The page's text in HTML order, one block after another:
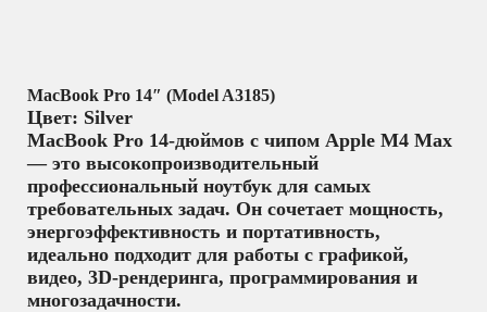
MacBook Pro 14″ (Model A3185)
Цвет: Silver
MacBook Pro 14-дюймов с чипом Apple M4 Max
— это высокопроизводительный
профессиональный ноутбук для самых
требовательных задач. Он сочетает мощность,
энергоэффективность и портативность,
идеально подходит для работы с графикой,
видео, 3D-рендеринга, программирования и
многозадачности.